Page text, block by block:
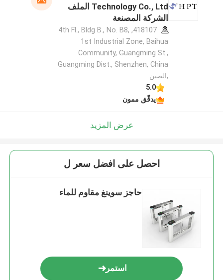
Technology Co., Ltd الملف
الشركة المصنعة
418107, 4th Fl., Bldg B., No. B8,
1st Industrial Zone, Baihua
Community, Guangming St.,
Guangming Dist., Shenzhen, China
,الصين
5.0
يدقّق ممون
عرض المزيد
احصل على افضل سعر ل
حاجز سوينغ مقاوم للماء
استمر